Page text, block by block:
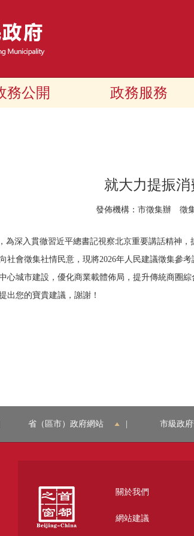
務公開 政務服務
就大力提振
發佈機構：市徵集辦 徵集
為深入貫徹習近平總書記視察北京重要講話精神
社會徵集社情民意，現將2026年人民建議徵集參
心城市建設，優化商業載體佈局，提升傳統商圈
出您的寶貴建議，謝謝！
省（區市）政府網站 市級政
關於我們
網站建議